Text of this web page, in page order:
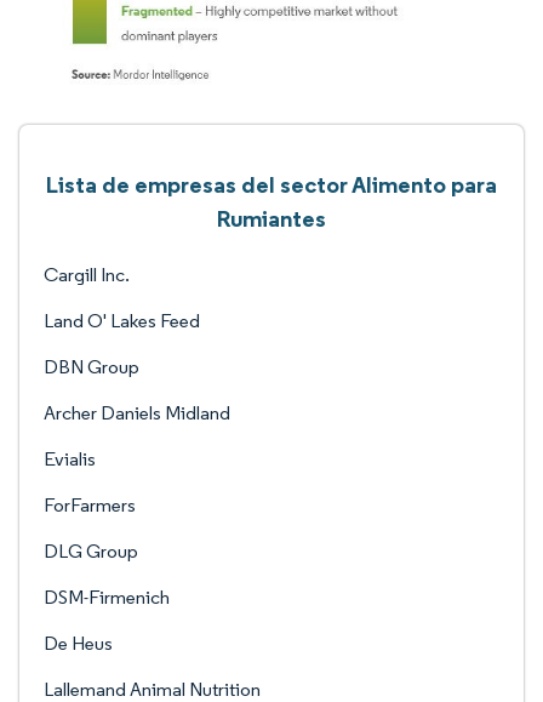
Lista de empresas del sector Alimento para
Rumiantes
Cargill Inc.
Land O' Lakes Feed
DBN Group
Archer Daniels Midland
Evialis
ForFarmers
DLG Group
DSM-Firmenich
De Heus
Lallemand Animal Nutrition